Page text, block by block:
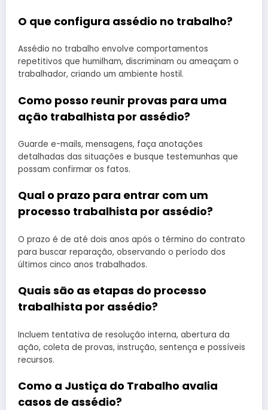
O que configura assédio no trabalho?
Assédio no trabalho envolve comportamentos
repetitivos que humilham, discriminam ou ameaçam o
trabalhador, criando um ambiente hostil.
Como posso reunir provas para uma
ação trabalhista por assédio?
Guarde e-mails, mensagens, faça anotações
detalhadas das situações e busque testemunhas que
possam confirmar os fatos.
Qual o prazo para entrar com um
processo trabalhista por assédio?
O prazo é de até dois anos após o término do contrato
para buscar reparação, observando o período dos
últimos cinco anos trabalhados.
Quais são as etapas do processo
trabalhista por assédio?
Incluem tentativa de resolução interna, abertura da
ação, coleta de provas, instrução, sentença e possíveis
recursos.
Como a Justiça do Trabalho avalia
casos de assédio?